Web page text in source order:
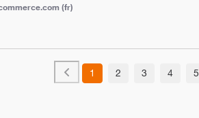
(fr)
1 2 3 4 5